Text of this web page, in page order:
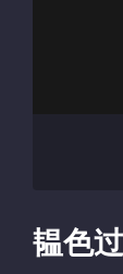
韫色